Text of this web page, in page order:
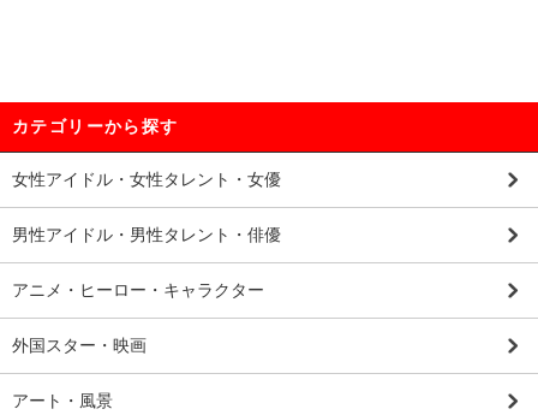
カテゴリーから探す
女性アイドル・女性タレント・女優
男性アイドル・男性タレント・俳優
アニメ・ヒーロー・キャラクター
外国スター・映画
アート・風景